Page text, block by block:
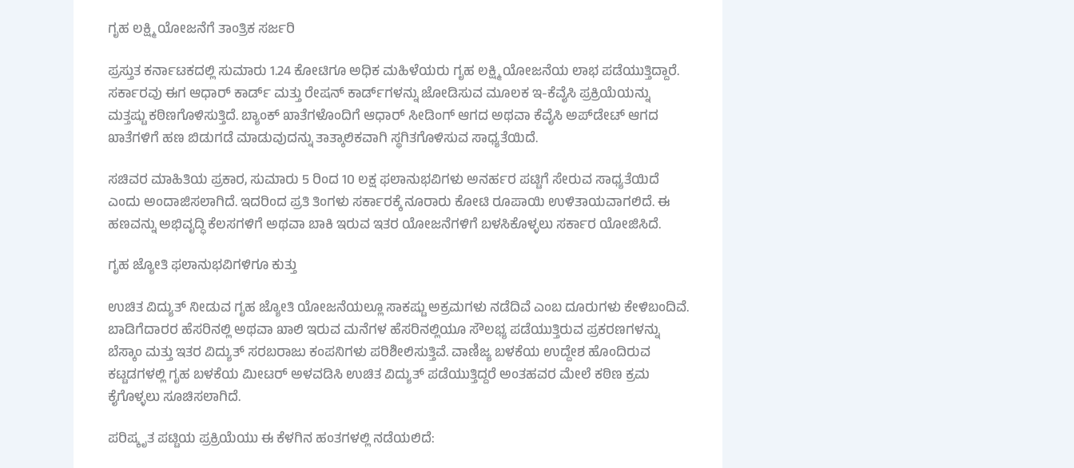
ಗೃಹ ಲಕ್ಷ್ಮಿ ಯೋಜನೆಗೆ ತಾಂತ್ರಿಕ ಸರ್ಜರಿ
ಪ್ರಸ್ತುತ ಕರ್ನಾಟಕದಲ್ಲಿ ಸುಮಾರು 1.24 ಕೋಟಿಗೂ ಅಧಿಕ ಮಹಿಳೆಯರು ಗೃಹ ಲಕ್ಷ್ಮಿ ಯೋಜನೆಯ ಲಾಭ ಪಡೆಯುತ್ತಿದ್ದಾರೆ.
ಸರ್ಕಾರವು ಈಗ ಆಧಾರ್ ಕಾರ್ಡ್ ಮತ್ತು ರೇಷನ್ ಕಾರ್ಡ್‌ಗಳನ್ನು ಜೋಡಿಸುವ ಮೂಲಕ ಇ-ಕೆವೈಸಿ ಪ್ರಕ್ರಿಯೆಯನ್ನು
ಮತ್ತಷ್ಟು ಕಠಿಣಗೊಳಿಸುತ್ತಿದೆ. ಬ್ಯಾಂಕ್ ಖಾತೆಗಳೊಂದಿಗೆ ಆಧಾರ್ ಸೀಡಿಂಗ್ ಆಗದ ಅಥವಾ ಕೆವೈಸಿ ಅಪ್‌ಡೇಟ್ ಆಗದ
ಖಾತೆಗಳಿಗೆ ಹಣ ಬಿಡುಗಡೆ ಮಾಡುವುದನ್ನು ತಾತ್ಕಾಲಿಕವಾಗಿ ಸ್ಥಗಿತಗೊಳಿಸುವ ಸಾಧ್ಯತೆಯಿದೆ.
ಸಚಿವರ ಮಾಹಿತಿಯ ಪ್ರಕಾರ, ಸುಮಾರು 5 ರಿಂದ 10 ಲಕ್ಷ ಫಲಾನುಭವಿಗಳು ಅನರ್ಹರ ಪಟ್ಟಿಗೆ ಸೇರುವ ಸಾಧ್ಯತೆಯಿದೆ
ಎಂದು ಅಂದಾಜಿಸಲಾಗಿದೆ. ಇದರಿಂದ ಪ್ರತಿ ತಿಂಗಳು ಸರ್ಕಾರಕ್ಕೆ ನೂರಾರು ಕೋಟಿ ರೂಪಾಯಿ ಉಳಿತಾಯವಾಗಲಿದೆ. ಈ
ಹಣವನ್ನು ಅಭಿವೃದ್ಧಿ ಕೆಲಸಗಳಿಗೆ ಅಥವಾ ಬಾಕಿ ಇರುವ ಇತರ ಯೋಜನೆಗಳಿಗೆ ಬಳಸಿಕೊಳ್ಳಲು ಸರ್ಕಾರ ಯೋಜಿಸಿದೆ.
ಗೃಹ ಜ್ಯೋತಿ ಫಲಾನುಭವಿಗಳಿಗೂ ಕುತ್ತು
ಉಚಿತ ವಿದ್ಯುತ್ ನೀಡುವ ಗೃಹ ಜ್ಯೋತಿ ಯೋಜನೆಯಲ್ಲೂ ಸಾಕಷ್ಟು ಅಕ್ರಮಗಳು ನಡೆದಿವೆ ಎಂಬ ದೂರುಗಳು ಕೇಳಿಬಂದಿವೆ.
ಬಾಡಿಗೆದಾರರ ಹೆಸರಿನಲ್ಲಿ ಅಥವಾ ಖಾಲಿ ಇರುವ ಮನೆಗಳ ಹೆಸರಿನಲ್ಲಿಯೂ ಸೌಲಭ್ಯ ಪಡೆಯುತ್ತಿರುವ ಪ್ರಕರಣಗಳನ್ನು
ಬೆಸ್ಕಾಂ ಮತ್ತು ಇತರ ವಿದ್ಯುತ್ ಸರಬರಾಜು ಕಂಪನಿಗಳು ಪರಿಶೀಲಿಸುತ್ತಿವೆ. ವಾಣಿಜ್ಯ ಬಳಕೆಯ ಉದ್ದೇಶ ಹೊಂದಿರುವ
ಕಟ್ಟಡಗಳಲ್ಲಿ ಗೃಹ ಬಳಕೆಯ ಮೀಟರ್ ಅಳವಡಿಸಿ ಉಚಿತ ವಿದ್ಯುತ್ ಪಡೆಯುತ್ತಿದ್ದರೆ ಅಂತಹವರ ಮೇಲೆ ಕಠಿಣ ಕ್ರಮ
ಕೈಗೊಳ್ಳಲು ಸೂಚಿಸಲಾಗಿದೆ.
ಪರಿಷ್ಕೃತ ಪಟ್ಟಿಯ ಪ್ರಕ್ರಿಯೆಯು ಈ ಕೆಳಗಿನ ಹಂತಗಳಲ್ಲಿ ನಡೆಯಲಿದೆ: